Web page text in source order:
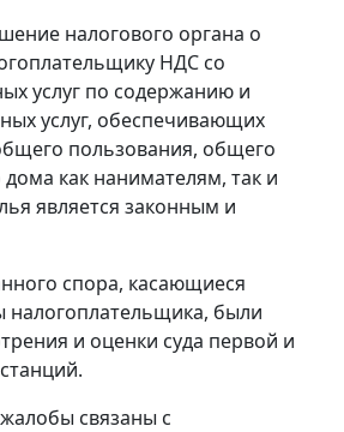
налогового органа о
НДС со
услуг по содержанию и
услуг, обеспечивающих
пользования, общего
как нанимателям, так и
является законным и
спора, касающиеся
налогоплательщика, были
и оценки суда первой и
связаны с